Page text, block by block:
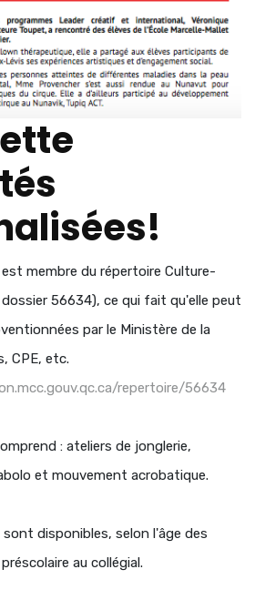
membre du répertoire Culture-
56634), ce qui fait qu'elle peut
par le Ministère de la
CPE, etc.
repertoire/56634
: ateliers de jonglerie,
et mouvement acrobatique.
sont disponibles, selon l'âge des
au collégial.